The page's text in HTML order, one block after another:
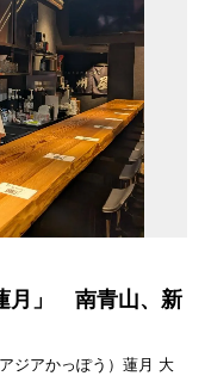
月」 南青山、新
ジアかっぽう）蓮月 大